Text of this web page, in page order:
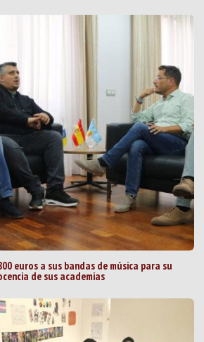
euros a sus bandas de música para su
de sus academias